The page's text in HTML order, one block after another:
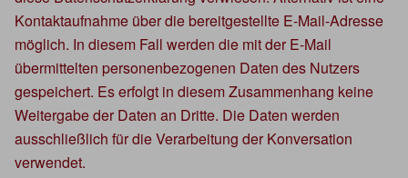
Kontaktaufnahme über die bereitgestellte E-Mail-Adresse
möglich. In diesem Fall werden die mit der E-Mail
übermittelten personenbezogenen Daten des Nutzers
gespeichert. Es erfolgt in diesem Zusammenhang keine
Weitergabe der Daten an Dritte. Die Daten werden
ausschließlich für die Verarbeitung der Konversation
verwendet.